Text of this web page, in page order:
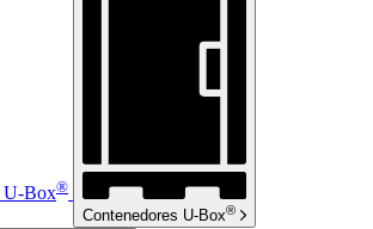
U-Box®
Contenedores U-Box®